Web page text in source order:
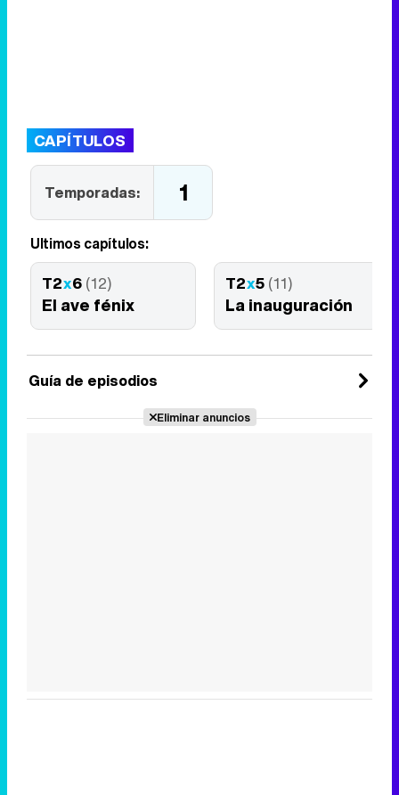
CAPÍTULOS
Temporadas: 1
Últimos capítulos:
T2x6 (12)
El ave fénix
T2x5 (11)
La inauguración
Guía de episodios
Eliminar anuncios